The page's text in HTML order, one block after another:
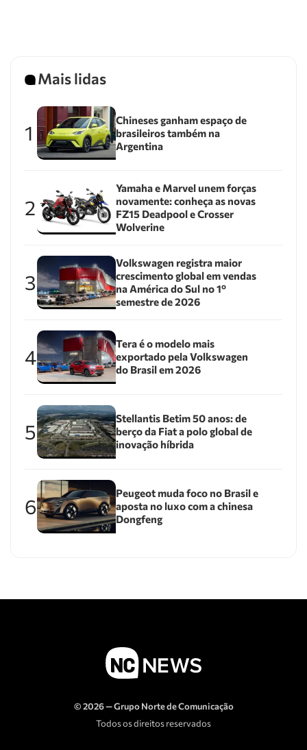
Mais lidas
1
Chineses ganham espaço de
brasileiros também na
Argentina
2
Yamaha e Marvel unem forças
novamente: conheça as novas
FZ15 Deadpool e Crosser
Wolverine
3
Volkswagen registra maior
crescimento global em vendas
na América do Sul no 1º
semestre de 2026
4
Tera é o modelo mais
exportado pela Volkswagen
do Brasil em 2026
5
Stellantis Betim 50 anos: de
berço da Fiat a polo global de
inovação híbrida
6
Peugeot muda foco no Brasil e
aposta no luxo com a chinesa
Dongfeng
© 2026 — Grupo Norte de Comunicação
Todos os direitos reservados